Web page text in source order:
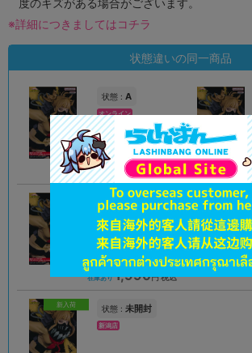
※詳細につきましてはコチラ
状態違いの同一商品
状態 : A
オンライン
品切状態 2,290 円 税込
状態 :A
新座流通センター
在庫あり 1,990円 税込
新入荷 状態 : 未開封
新潟店